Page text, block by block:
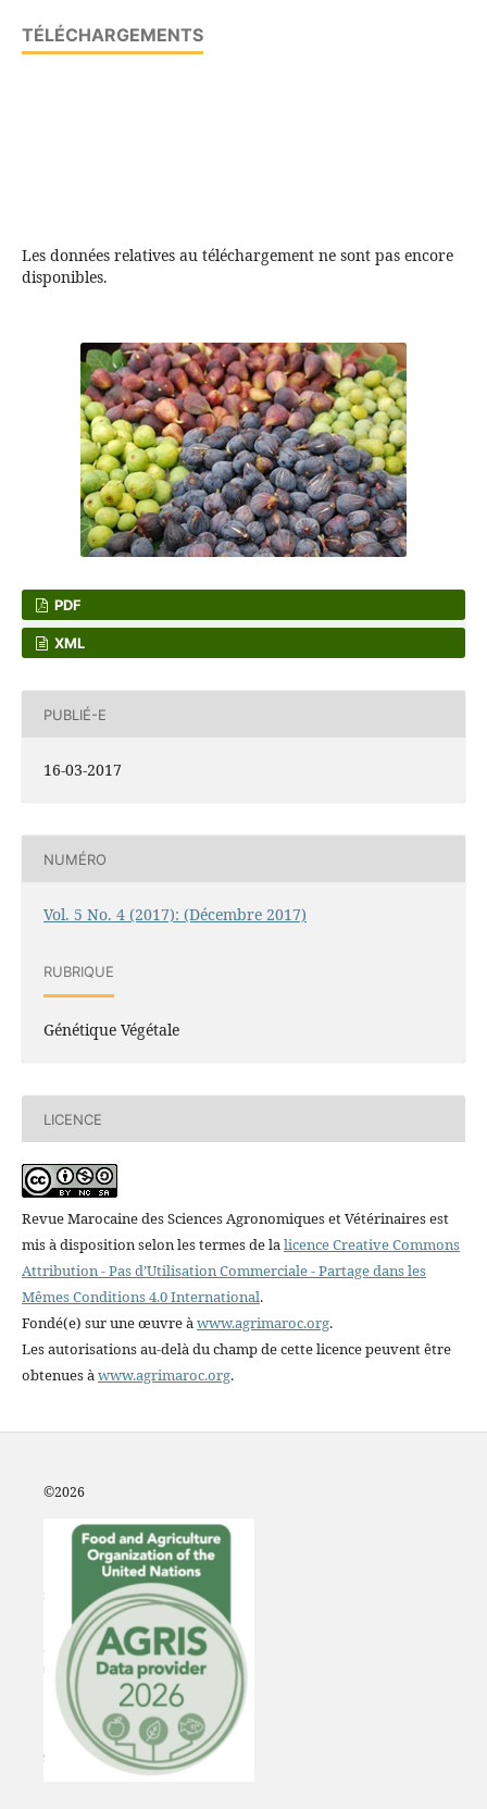
TÉLÉCHARGEMENTS
Les données relatives au téléchargement ne sont pas encore
disponibles.
PDF
XML
PUBLIÉ-E
16-03-2017
NUMÉRO
Vol. 5 No. 4 (2017): (Décembre 2017)
RUBRIQUE
Génétique Végétale
LICENCE
Revue Marocaine des Sciences Agronomiques et Vétérinaires est
mis à disposition selon les termes de lalicence Creative Commons
Attribution - Pas d’Utilisation Commerciale - Partage dans les
Mêmes Conditions 4.0 International.
Fondé(e) sur une œuvre àwww.agrimaroc.org.
Les autorisations au-delà du champ de cette licence peuvent être
obtenues àwww.agrimaroc.org.
©2026